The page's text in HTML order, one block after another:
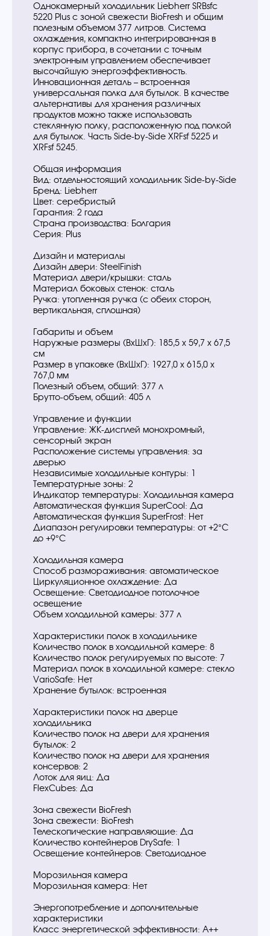
Однокамерный холодильник Liebherr SRBsfc
5220 Plus с зоной свежести BioFresh и общим
полезным объемом 377 литров. Система
охлаждения, компактно интегрированная в
корпус прибора, в сочетании с точным
электронным управлением обеспечивает
высочайшую энергоэффективность.
Инновационная деталь – встроенная
универсальная полка для бутылок. В качестве
альтернативы для хранения различных
продуктов можно также использовать
стеклянную полку, расположенную под полкой
для бутылок. Часть Side-by-Side XRFsf 5225 и
XRFsf 5245.
Общая информация
Вид: отдельностоящий холодильник Side-by-Side
Бренд: Liebherr
Цвет: серебристый
Гарантия: 2 года
Страна производства: Болгария
Серия: Plus
Дизайн и материалы
Дизайн двери: SteelFinish
Материал двери/крышки: сталь
Материал боковых стенок: сталь
Ручка: утопленная ручка (с обеих сторон,
вертикальная, сплошная)
Габариты и объем
Наружные размеры (ВxШxГ): 185,5 х 59,7 х 67,5
см
Размер в упаковке (ВxШxГ): 1927,0 х 615,0 х
767,0 мм
Полезный объем, общий: 377 л
Брутто-объем, общий: 405 л
Управление и функции
Управление: ЖК-дисплей монохромный,
сенсорный экран
Расположение системы управления: за
дверью
Независимые холодильные контуры: 1
Температурные зоны: 2
Индикатор температуры: Холодильная камера
Автоматическая функция SuperСool: Да
Автоматическая функция SuperFrost: Нет
Диапазон регулировки температуры: от +2°C
до +9°C
Холодильная камера
Способ размораживания: автоматическое
Циркуляционное охлаждение: Да
Освещение: Светодиодное потолочное
освещение
Объем холодильной камеры: 377 л
Характеристики полок в холодильнике
Количество полок в холодильной камере: 8
Количество полок регулируемых по высоте: 7
Материал полок в холодильной камере: стекло
VarioSafe: Нет
Хранение бутылок: встроенная
Характеристики полок на дверце
холодильника
Количество полок на двери для хранения
бутылок: 2
Количество полок на двери для хранения
консервов: 2
Лоток для яиц: Да
FlexCubes: Да
Зона свежести BioFresh
Зона свежести: BioFresh
Телескопические направляющие: Да
Количество контейнеров DrySafe: 1
Освещение контейнеров: Светодиодное
Морозильная камера
Морозильная камера: Нет
Энергопотребление и дополнительные
характеристики
Класс энергетической эффективности: A++